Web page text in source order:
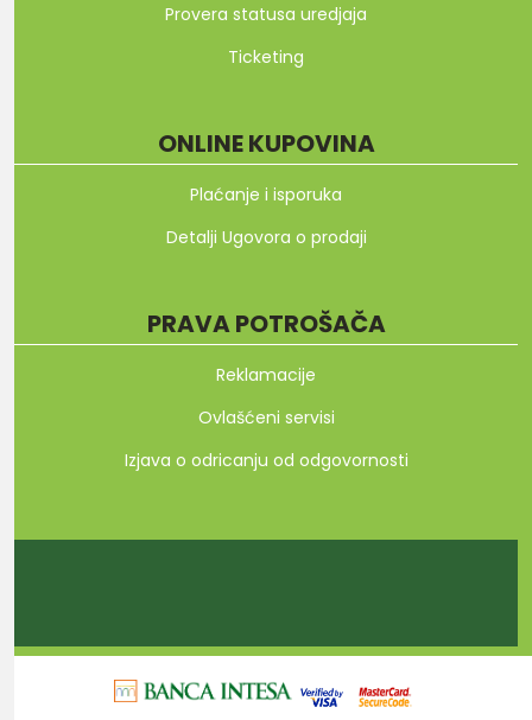
Provera statusa uredjaja
Ticketing
ONLINE KUPOVINA
Plaćanje i isporuka
Detalji Ugovora o prodaji
PRAVA POTROŠAČA
Reklamacije
Ovlašćeni servisi
Izjava o odricanju od odgovornosti